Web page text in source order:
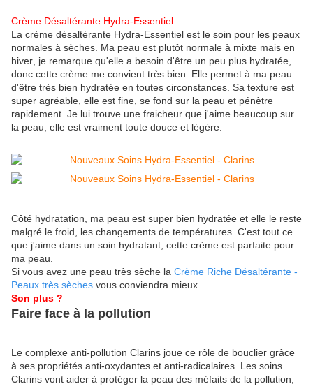
Crème Désaltérante Hydra-Essentiel
La crème désaltérante Hydra-Essentiel est le soin pour les peaux
normales à sèches. Ma peau est plutôt normale à mixte mais en
hiver, je remarque qu'elle a besoin d'être un peu plus hydratée,
donc cette crème me convient très bien. Elle permet à ma peau
d'être très bien hydratée en toutes circonstances. Sa texture est
super agréable, elle est fine, se fond sur la peau et pénètre
rapidement. Je lui trouve une fraicheur que j'aime beaucoup sur
la peau, elle est vraiment toute douce et légère.
Côté hydratation, ma peau est super bien hydratée et elle le reste
malgré le froid, les changements de températures. C'est tout ce
que j'aime dans un soin hydratant, cette crème est parfaite pour
ma peau.
Si vous avez une peau très sèche la Crème Riche Désaltérante -
Peaux très sèches vous conviendra mieux.
Son plus ?
Faire face à la pollution
Le complexe anti-pollution Clarins joue ce rôle de bouclier grâce
à ses propriétés anti-oxydantes et anti-radicalaires. Les soins
Clarins vont aider à protéger la peau des méfaits de la pollution,